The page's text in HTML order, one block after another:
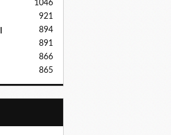
1046
921
894
891
866
865